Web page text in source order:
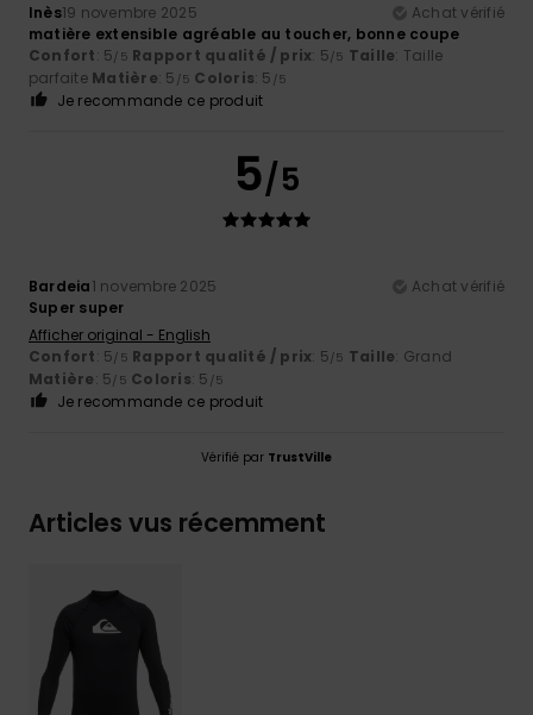
Inès19 novembre 2025
Achat vérifié
matière extensible agréable au toucher, bonne coupe
Confort: 5/5 Rapport qualité / prix: 5/5 Taille: Taille
parfaite Matière: 5 /5 Coloris: 5 /5
Je recommande ce produit
5/5
Bardeia1 novembre 2025
Achat vérifié
Super super
Afficher original - English
Confort: 5/5 Rapport qualité / prix: 5/5 Taille: Grand
Matière: 5/5 Coloris: 5 /5
Je recommande ce produit
Vérifié par TrustVille
Articles vus récemment